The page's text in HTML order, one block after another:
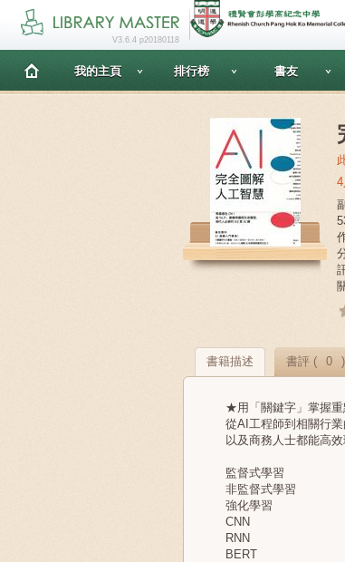
V3.6.4 p20180118
我的主頁 排行榜 書友
書籍描述 書評 ( 0 )
★用「關鍵字」掌握重
從AI工程師到相關行業
以及商務人士都能高效
監督式學習
非監督式學習
強化學習
CNN
RNN
BERT